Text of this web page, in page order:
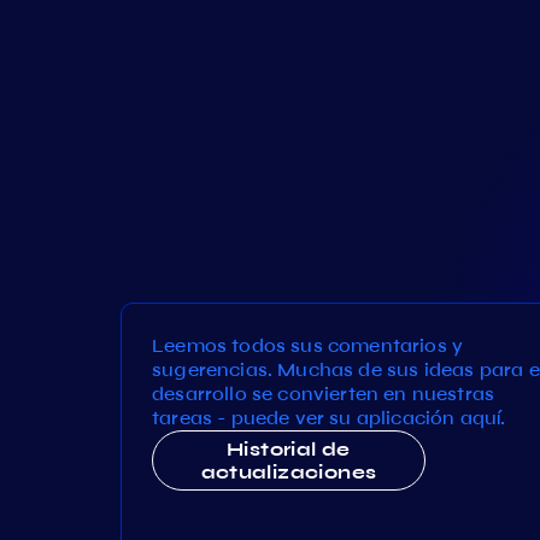
Leemos todos sus comentarios y
sugerencias. Muchas de sus ideas para
desarrollo se convierten en nuestras
tareas - puede ver su aplicación aquí.
Historial de
actualizaciones